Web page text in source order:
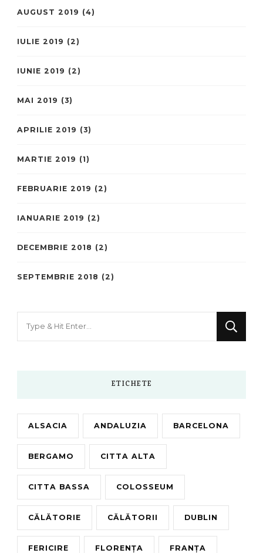
AUGUST 2019 (4)
IULIE 2019 (2)
IUNIE 2019 (2)
MAI 2019 (3)
APRILIE 2019 (3)
MARTIE 2019 (1)
FEBRUARIE 2019 (2)
IANUARIE 2019 (2)
DECEMBRIE 2018 (2)
SEPTEMBRIE 2018 (2)
ETICHETE
ALSACIA ANDALUZIA BARCELONA
BERGAMO CITTA ALTA
CITTA BASSA COLOSSEUM
CĂLĂTORIE CĂLĂTORII DUBLIN
FERICIRE FLORENȚA FRANȚA